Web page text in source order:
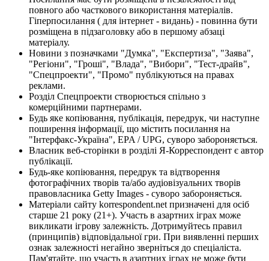
повного або часткового використання матеріалів.
Гіперпосилання ( для інтернет - видань) - повинна бути
розміщена в підзаголовку або в першому абзаці
матеріалу.
Новини з позначками "Думка", "Експертиза", "Заява",
"Регіони", "Гроші", "Влада", "Вибори", "Тест-драйв",
"Спецпроекти", "Промо" публікуються на правах
реклами.
Розділ Спецпроекти створюється спільно з
комерційними партнерами.
Будь яке копіювання, публікація, передрук, чи наступне
поширення інформації, що містить посилання на
"Інтерфакс-Україна", EPA / UPG, суворо забороняється.
Власник веб-сторінки в розділі Я-Корреспондент є автор
публікації.
Будь-яке копіювання, передрук та відтворення
фотографічних творів та/або аудіовізуальних творів
правовласника Getty Images - суворо забороняється.
Матеріали сайту korrespondent.net призначені для осіб
старше 21 року (21+). Участь в азартних іграх може
викликати ігрову залежність. Дотримуйтесь правил
(принципів) відповідальної гри. При виявленні перших
ознак залежності негайно зверніться до спеціаліста.
Пам'ятайте, що участь в азартних іграх не може бути